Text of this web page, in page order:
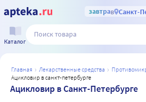
завтрав Санкт-
Каталог
главная лекарственные средства
ацикловир в санкт-петербурге
Ацикловир в Санкт-Петербурге